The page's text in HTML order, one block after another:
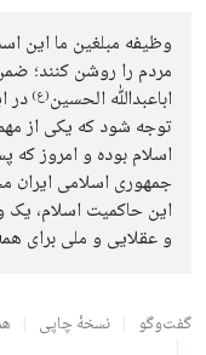
وظیفه مبلغین ما این
مردم را روشن کنند؛
اباعبدﷲ الحسین(ع) در
توجه شود که یکی از
اسلام بوده و امروز
جمهوری اسلامی
این حاکمیت اسلام،
و عقلایی و ملی برای
گفت‌وگو نسخهٔ چاپی